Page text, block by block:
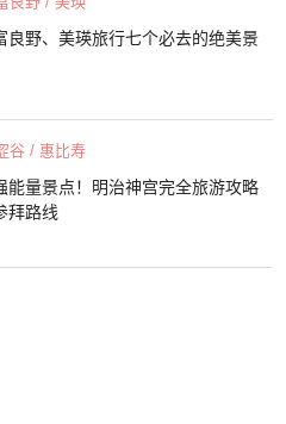
良野、美瑛旅行七个必去的绝美景
谷 / 惠比寿
能量景点！明治神宫完全旅游攻略
拜路线